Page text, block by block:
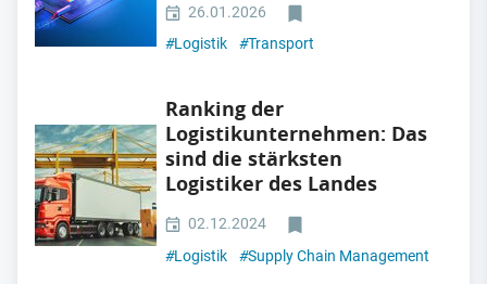
26.01.2026
#Logistik #Transport
Ranking der
Logistikunternehmen: Das
sind die stärksten
Logistiker des Landes
02.12.2024
#Logistik #Supply Chain Management